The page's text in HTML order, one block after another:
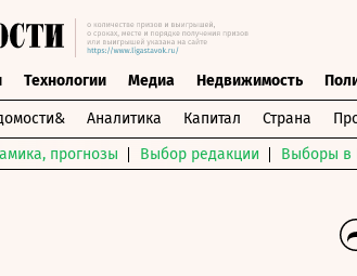
Технологии Медиа Недвижимость
Аналитика Капитал Страна
прогнозы Выбор редакции Выборы в